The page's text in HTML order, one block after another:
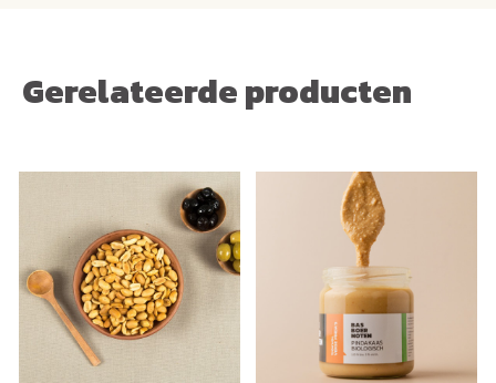
Allergie informatie
Kan NOTEN en SESAM bevatten.
Gerelateerde producten